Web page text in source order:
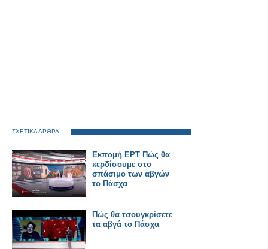
ΣΧΕΤΙΚΑ ΑΡΘΡΑ
Εκπομή ΕΡΤ Πώς θα
κερδίσουμε στο
σπάσιμο των αβγών
το Πάσχα
Πώς θα τσουγκρίσετε
τα αβγά το Πάσχα